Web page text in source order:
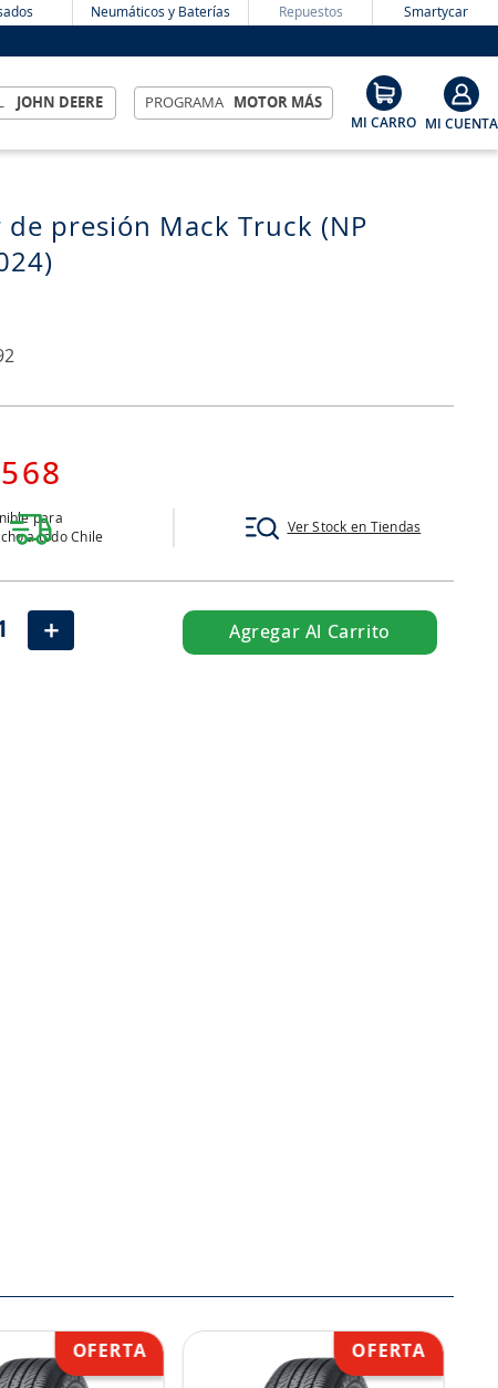
Neumáticos y Baterías Repuestos Smartycar
JOHN DEERE PROGRAMA MOTOR MÁS
de presión Mack Truck (NP
568
para
a todo Chile
Ver Stock en Tiendas
＋ Agregar Al Carrito